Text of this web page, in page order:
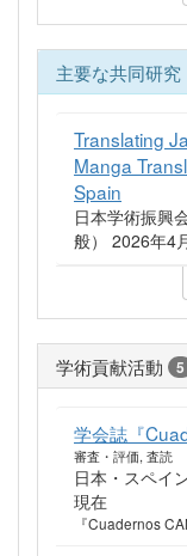
主要な共同研
Translating
Manga
Spain
日本学術振興
般） 2026年4
学術貢献活動 5
学会誌『
審査・評価, 査読
日本・スペイ
現在
『Cuadernos